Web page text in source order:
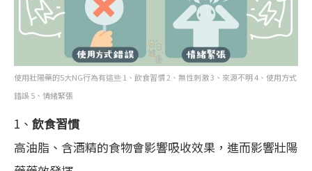
使用壯陽藥的5大NG行為有這些 1、飲食習慣 2、無性刺激 3、來源不明 4、使用方式
錯誤 5、情緒緊張
1、 飲食習慣
高油脂、含酒精的食物會影響吸收效果，進而影響壯陽